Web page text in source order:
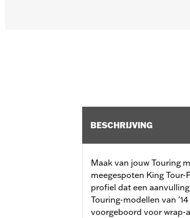
BESCHRIJVING
Maak van jouw Touring
meegespoten King
profiel dat een
Touring-modellen van
voorgeboord voor wrap-